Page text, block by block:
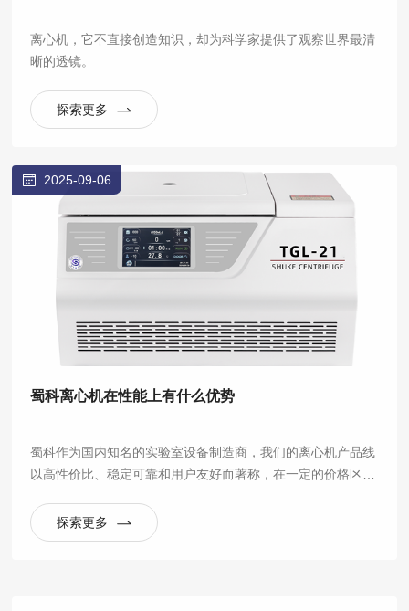
离心机，它不直接创造知识，却为科学家提供了观察世界最清
晰的透镜。
探索更多
2025-09-06
蜀科离心机在性能上有什么优势
蜀科作为国内知名的实验室设备制造商，我们的离心机产品线
以高性价比、稳定可靠和用户友好而著称，在一定的价格区间
探索更多